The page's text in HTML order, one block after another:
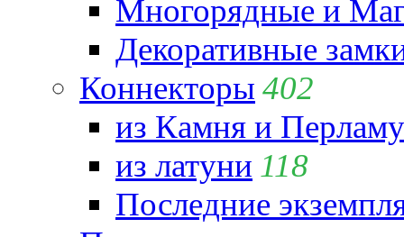
Многорядные и
Декоративные
Коннекторы 402
из Камня и
из латуни 118
Последние